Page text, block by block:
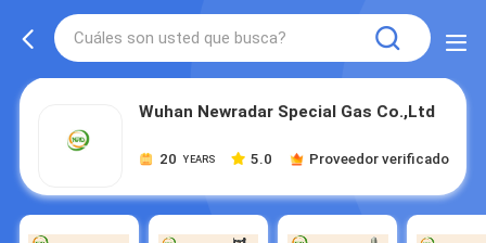
Wuhan Newradar Special Gas Co.,Ltd
20 YEARS 5.0 Proveedor verificado